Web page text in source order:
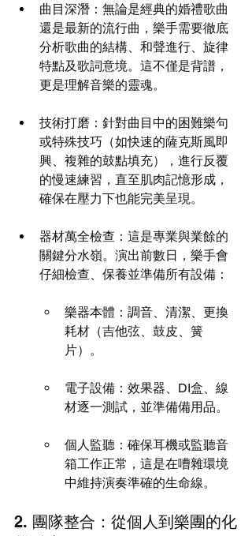
曲目深潛：無論是經典的婚禮歌曲
還是最新的流行曲，樂手需要徹底
分析歌曲的結構、和聲進行、旋律
特點及歌詞意境。這不僅是背譜，
更是理解音樂的靈魂。
技術打磨：針對曲目中的困難樂句
或特殊技巧（如快速的薩克斯風即
興、複雜的鼓點填充），進行反覆
的慢速練習，直至肌肉記憶形成，
確保在壓力下也能完美呈現。
器材萬全檢查：這是專業與業餘的
關鍵分水嶺。演出前數日，樂手會
仔細檢查、保養並準備所有設備：
樂器本體：調音、清潔、更換
耗材（吉他弦、鼓皮、簧
片）。
電子設備：效果器、DI盒、線
材逐一測試，並準備備用品。
個人監聽：確保耳機或監聽音
箱工作正常，這是在嘈雜環境
中維持演奏準確的生命線。
2. 團隊整合：從個人到樂團的化